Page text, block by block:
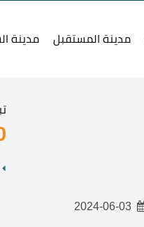
مدينة المستقبل مدينة